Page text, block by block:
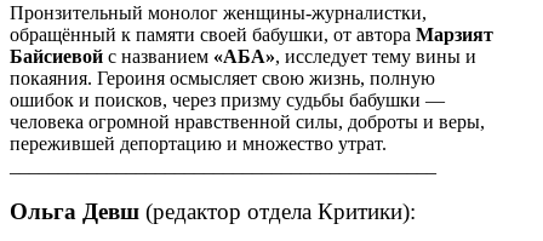
Пронзительный монолог женщины-журналистки,
обращённый к памяти своей бабушки, от автора Марзият
Байсиевой с названием «АБА», исследует тему вины и
покаяния. Героиня осмысляет свою жизнь, полную
ошибок и поисков, через призму судьбы бабушки —
человека огромной нравственной силы, доброты и веры,
пережившей депортацию и множество утрат.
Ольга Девш (редактор отдела Критики):